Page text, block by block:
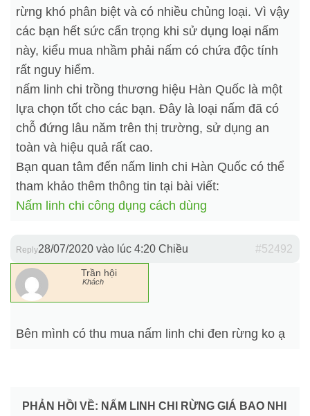
rừng khó phân biệt và có nhiều chủng loại. Vì vậy
các bạn hết sức cẩn trọng khi sử dụng loại nấm
này, kiểu mua nhầm phải nấm có chứa độc tính
rất nguy hiểm.
nấm linh chi trồng thương hiệu Hàn Quốc là một
lựa chọn tốt cho các bạn. Đây là loại nấm đã có
chỗ đứng lâu năm trên thị trường, sử dụng an
toàn và hiệu quả rất cao.
Bạn quan tâm đến nấm linh chi Hàn Quốc có thể
tham khảo thêm thông tin tại bài viết:
Nấm linh chi công dụng cách dùng
28/07/2020 vào lúc 4:20 Chiều #52492
Reply
Trần hội
Khách
Bên mình có thu mua nấm linh chi đen rừng ko ạ
PHẢN HỒI VỀ: NẤM LINH CHI RỪNG GIÁ BAO NHI